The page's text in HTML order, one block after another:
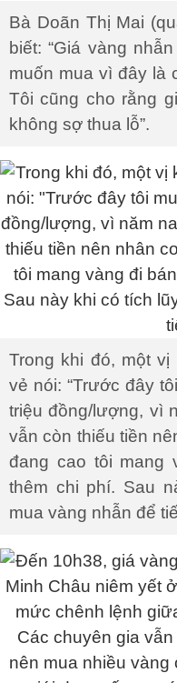
Bà Doãn Thị Mai
biết: “Giá vàng
muốn mua vì đây là
Tôi cũng cho rằng
không sợ thua lỗ”.
Trong khi đó, một
vẻ nói: “Trước đây
triệu đồng/lượng, vì
vẫn còn thiếu tiền
đang cao tôi mang
thêm chi phí. Sau
mua vàng nhẫn để